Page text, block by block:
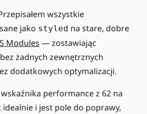
wszystkie
jako styled na stare, dobre
Modules — zostawiając
żadnych zewnętrznych
dodatkowych optymalizacji.
performance z 62 na
idealnie i jest pole do poprawy,